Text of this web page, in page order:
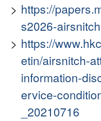
https://
s2026-
https://
etin/airsnitch-
information-
ervice-
_20210716